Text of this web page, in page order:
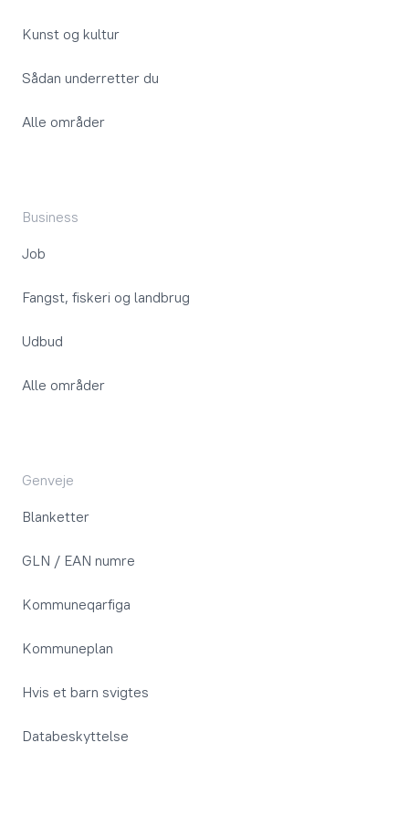
Kunst og kultur
Sådan underretter du
Alle områder
Business
Job
Fangst, fiskeri og landbrug
Udbud
Alle områder
Genveje
Blanketter
GLN / EAN numre
Kommuneqarfiga
Kommuneplan
Hvis et barn svigtes
Databeskyttelse